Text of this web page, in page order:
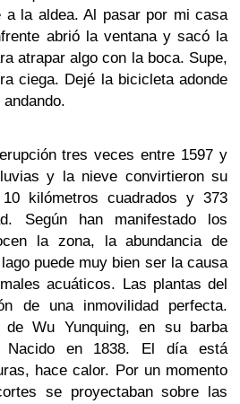
a la aldea. Al pasar por mi casa
abrió la ventana y sacó la
atrapar algo con la boca. Supe,
ciega. Dejé la bicicleta adonde
tres veces entre 1597 y
y la nieve convirtieron su
kilómetros cuadrados y 373
Según han manifestado los
la zona, la abundancia de
puede muy bien ser la causa
acuáticos. Las plantas del
de una inmovilidad perfecta.
Wu Yunquing, en su barba
Nacido en 1838. El día está
hace calor. Por un momento
se proyectaban sobre las